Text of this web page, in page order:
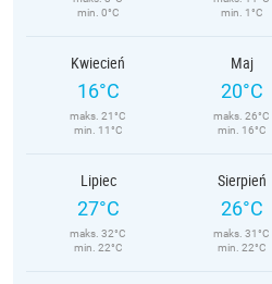
min. 0°C
min. 1°C
Kwiecień
16°C
maks. 21°C
min. 11°C
Maj
20°C
maks. 26°C
min. 16°C
Lipiec
27°C
maks. 32°C
min. 22°C
Sierpień
26°C
maks. 31°C
min. 22°C